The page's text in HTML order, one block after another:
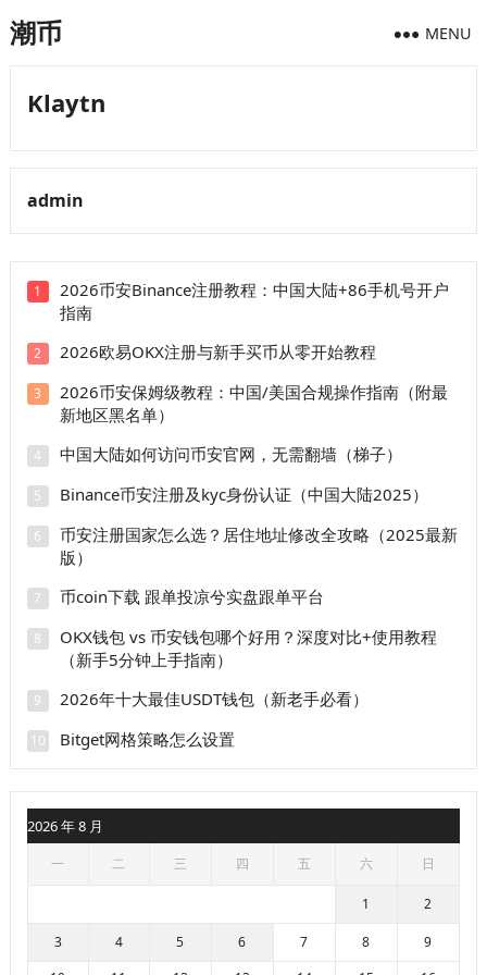
潮币 MENU
Klaytn
admin
1
2026币安Binance注册教程：中国大陆+86手机号开户
指南
2 2026欧易OKX注册与新手买币从零开始教程
3
2026币安保姆级教程：中国/美国合规操作指南（附最
新地区黑名单）
4 中国大陆如何访问币安官网，无需翻墙（梯子）
5 Binance币安注册及kyc身份认证（中国大陆2025）
6
币安注册国家怎么选？居住地址修改全攻略（2025最新
版）
7 币coin下载 跟单投凉兮实盘跟单平台
8
OKX钱包 vs 币安钱包哪个好用？深度对比+使用教程
（新手5分钟上手指南）
9 2026年十大最佳USDT钱包（新老手必看）
10 Bitget网格策略怎么设置
2026 年 8 月
一 二 三 四 五 六 日
1 2
3 4 5 6 7 8
9